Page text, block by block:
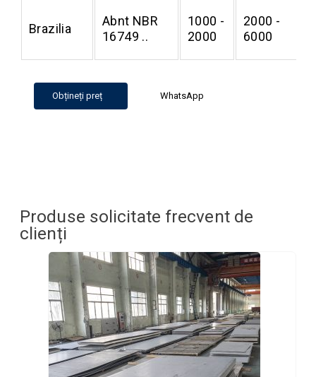
Brazilia
Abnt NBR
16749 ..
1000 -
2000
2000 -
6000
Obțineți preț WhatsApp
Produse solicitate frecvent de
clienți